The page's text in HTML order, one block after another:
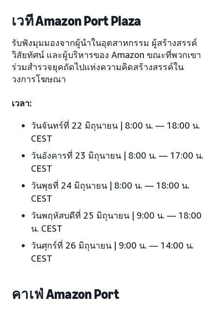
เวที Amazon Port Plaza
รับฟังมุมมองจากผู้นำในอุตสาหกรรม ผู้สร้างสรรค์
วิสัยทัศน์ และผู้บริหารของ Amazon ขณะที่พวกเขา
ร่วมสำรวจยุคถัดไปแห่งความคิดสร้างสรรค์ใน
วงการโฆษณา
เวลา:
วันจันทร์ที่ 22 มิถุนายน | 8:00 น. — 18:00 น.
CEST
วันอังคารที่ 23 มิถุนายน | 8:00 น. — 17:00 น.
CEST
วันพุธที่ 24 มิถุนายน | 8:00 น. — 18:00 น.
CEST
วันพฤหัสบดีที่ 25 มิถุนายน | 9:00 น. — 18:00
น. CEST
วันศุกร์ที่ 26 มิถุนายน | 9:00 น. — 14:00 น.
CEST
คาเฟ่ Amazon Port